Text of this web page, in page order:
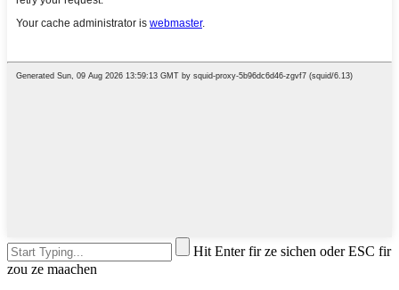
Hit Enter fir ze sichen oder ESC fir
zou ze maachen